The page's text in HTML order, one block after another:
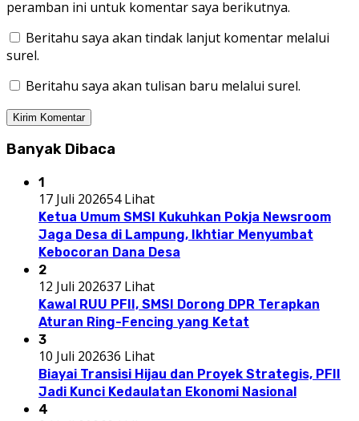
peramban ini untuk komentar saya berikutnya.
Beritahu saya akan tindak lanjut komentar melalui
surel.
Beritahu saya akan tulisan baru melalui surel.
Banyak Dibaca
1
17 Juli 202654 Lihat
Ketua Umum SMSI Kukuhkan Pokja Newsroom
Jaga Desa di Lampung, Ikhtiar Menyumbat
Kebocoran Dana Desa
2
12 Juli 202637 Lihat
Kawal RUU PFII, SMSI Dorong DPR Terapkan
Aturan Ring-Fencing yang Ketat
3
10 Juli 202636 Lihat
Biayai Transisi Hijau dan Proyek Strategis, PFII
Jadi Kunci Kedaulatan Ekonomi Nasional
4